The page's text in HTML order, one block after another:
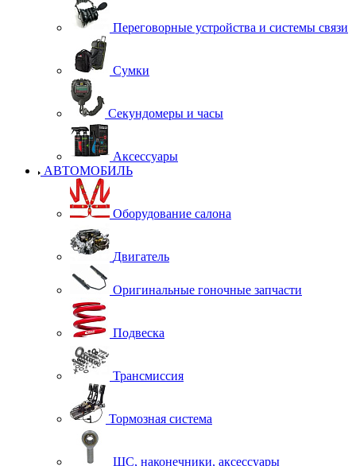
Переговорные устройства и системы связи
Сумки
Секундомеры и часы
Аксессуары
АВТОМОБИЛЬ
Оборудование салона
Двигатель
Оригинальные гоночные запчасти
Подвеска
Трансмиссия
Тормозная система
ШС, наконечники, аксессуары